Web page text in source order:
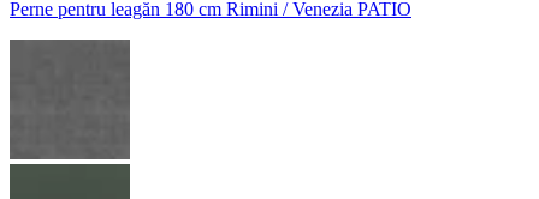
Perne pentru leagăn 180 cm Rimini / Venezia PATIO